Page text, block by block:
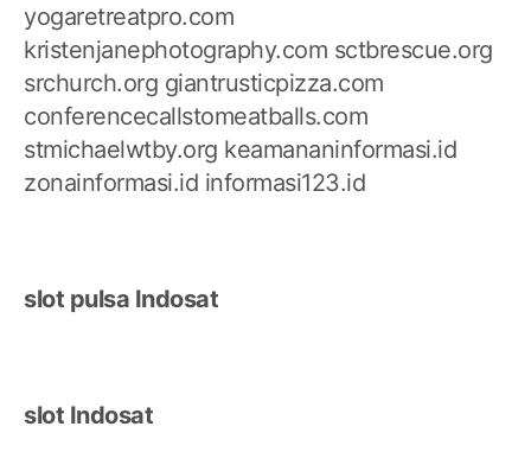
yogaretreatpro.com
kristenjanephotography.com sctbrescue.org
srchurch.org giantrusticpizza.com
conferencecallstomeatballs.com
stmichaelwtby.org keamananinformasi.id
zonainformasi.id informasi123.id
slot pulsa Indosat
slot Indosat